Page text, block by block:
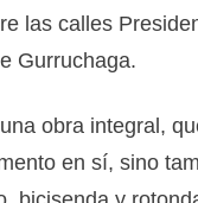
las calles
Gurruchaga.
obra integral,
en sí, sino